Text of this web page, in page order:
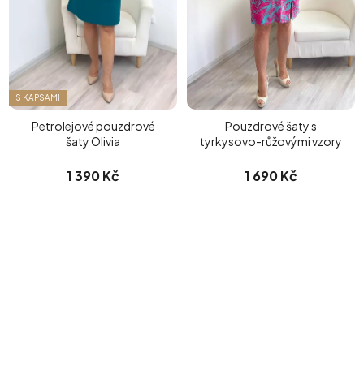
S KAPSAMI
Petrolejové pouzdrové
šaty Olivia
1 390 Kč
Pouzdrové šaty s
tyrkysovo-růžovými vzory
1 690 Kč